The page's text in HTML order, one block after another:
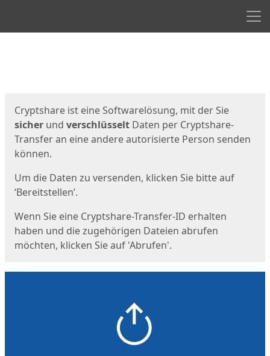
Cryptshare ist eine Softwarelösung, mit der Sie
sicher und verschlüsselt Daten per Cryptshare-
Transfer an eine andere autorisierte Person senden
können.
Um die Daten zu versenden, klicken Sie bitte auf
‘Bereitstellen’.
Wenn Sie eine Cryptshare-Transfer-ID erhalten
haben und die zugehörigen Dateien abrufen
möchten, klicken Sie auf 'Abrufen'.